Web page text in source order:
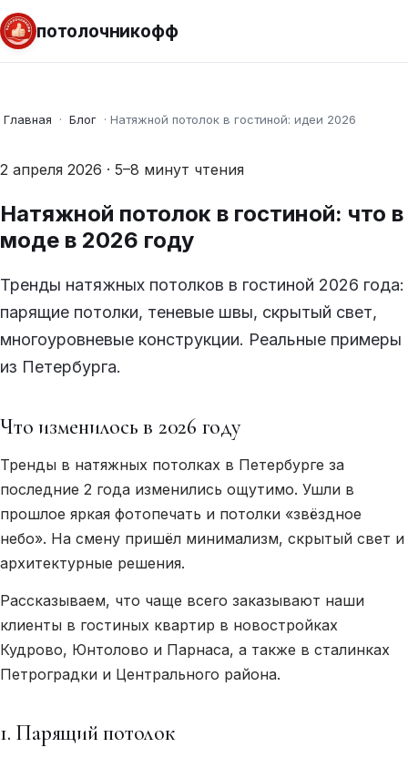
потолочникофф
Главная · Блог · Натяжной потолок в гостиной: идеи 2026
2 апреля 2026 · 5–8 минут чтения
Натяжной потолок в гостиной: что в
моде в 2026 году
Тренды натяжных потолков в гостиной 2026 года:
парящие потолки, теневые швы, скрытый свет,
многоуровневые конструкции. Реальные примеры
из Петербурга.
Что изменилось в 2026 году
Тренды в натяжных потолках в Петербурге за
последние 2 года изменились ощутимо. Ушли в
прошлое яркая фотопечать и потолки «звёздное
небо». На смену пришёл минимализм, скрытый свет и
архитектурные решения.
Рассказываем, что чаще всего заказывают наши
клиенты в гостиных квартир в новостройках
Кудрово, Юнтолово и Парнаса, а также в сталинках
Петроградки и Центрального района.
1. Парящий потолок